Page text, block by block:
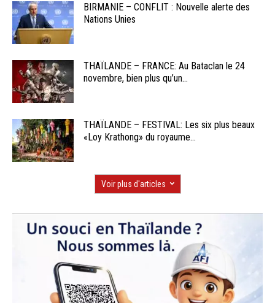
BIRMANIE – CONFLIT : Nouvelle alerte des
Nations Unies
THAÏLANDE – FRANCE: Au Bataclan le 24
novembre, bien plus qu’un...
THAÏLANDE – FESTIVAL: Les six plus beaux
«Loy Krathong» du royaume...
Voir plus d'articles